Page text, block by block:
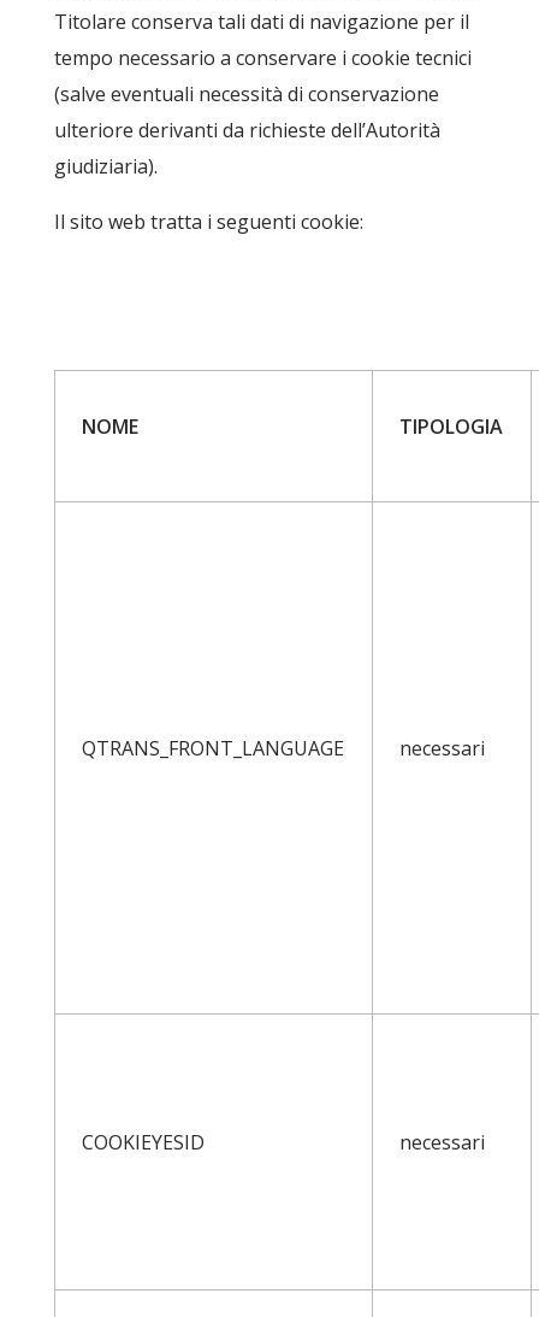
Titolare conserva tali dati di navigazione per il
tempo necessario a conservare i cookie tecnici
(salve eventuali necessità di conservazione
ulteriore derivanti da richieste dell’Autorità
giudiziaria).
Il sito web tratta i seguenti cookie:
NOME TIPOLOGIA
QTRANS_FRONT_LANGUAGE necessari
COOKIEYESID necessari